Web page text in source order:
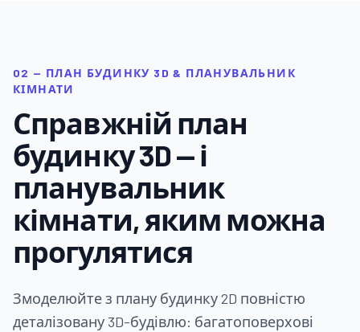
02 — ПЛАН БУДИНКУ 3D & ПЛАНУВАЛЬНИК
КІМНАТИ
Справжній план
будинку 3D — і
планувальник
кімнати, яким можна
прогулятися
Змоделюйте з плану будинку 2D повністю
деталізовану 3D-будівлю: багатоповерхові